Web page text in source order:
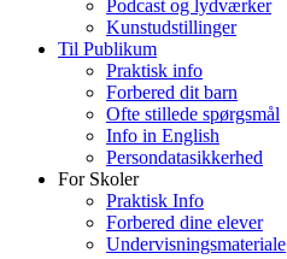
Podcast og lydværker
Kunstudstillinger
Til Publikum
Praktisk info
Forbered dit barn
Ofte stillede spørgsmål
Info in English
Persondatasikkerhed
For Skoler
Praktisk Info
Forbered dine elever
Undervisningsmateriale